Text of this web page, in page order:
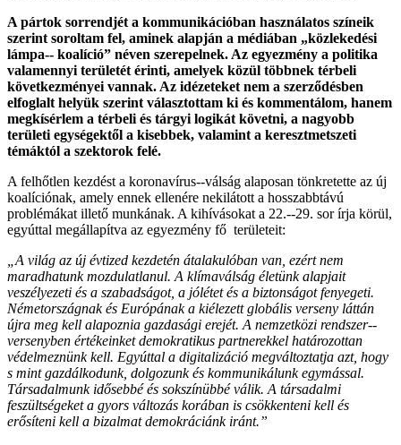
A pártok sorrendjét a kommunikációban használatos színeik
szerint soroltam fel, aminek alapján a médiában „közlekedési
lámpa-­‐ koalíció” néven szerepelnek. Az egyezmény a politika
valamennyi területét érinti, amelyek közül többnek térbeli
következményei vannak. Az idézeteket nem a szerződésben
elfoglalt helyük szerint választottam ki és kommentálom, hanem
megkísérlem a térbeli és tárgyi logikát követni, a nagyobb
területi egységektől a kisebbek, valamint a keresztmetszeti
témáktól a szektorok felé.
A felhőtlen kezdést a koronavírus-­‐válság alaposan tönkretette az új
koalíciónak, amely ennek ellenére nekilátott a hosszabbtávú
problémákat illető munkának. A kihívásokat a 22.-­‐29. sor írja körül,
egyúttal megállapítva az egyezmény fő területeit:
„A világ az új évtized kezdetén átalakulóban van, ezért nem
maradhatunk mozdulatlanul. A klímaválság életünk alapjait
veszélyezeti és a szabadságot, a jólétet és a biztonságot fenyegeti.
Németországnak és Európának a kiélezett globális verseny láttán
újra meg kell alapoznia gazdasági erejét. A nemzetközi rendszer-­‐
versenyben értékeinket demokratikus partnerekkel határozottan
védelmeznünk kell. Egyúttal a digitalizáció megváltoztatja azt, hogy
s mint gazdálkodunk, dolgozunk és kommunikálunk egymással.
Társadalmunk idősebbé és sokszínübbé válik. A társadalmi
feszültségeket a gyors változás korában is csökkenteni kell és
erősíteni kell a bizalmat demokráciánk iránt.”